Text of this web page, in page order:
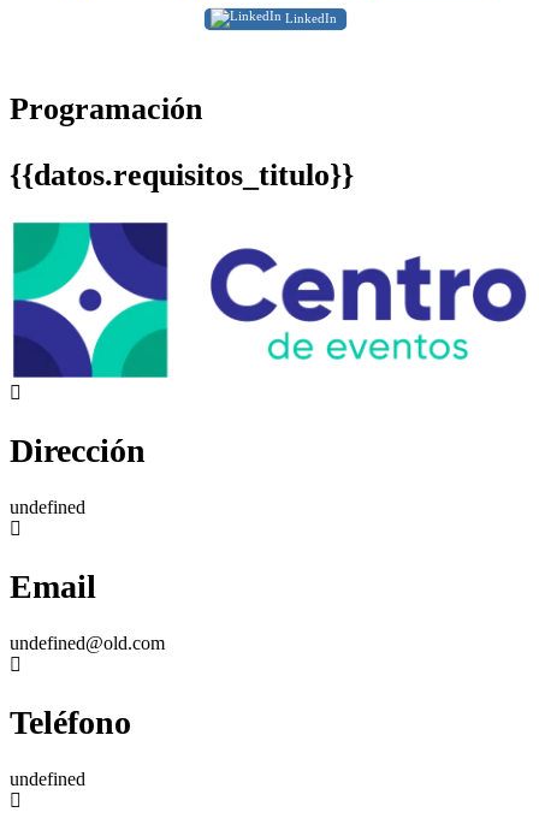
LinkedIn
Programación
{{datos.requisitos_titulo}}
Dirección
undefined
Email
undefined@old.com
Teléfono
undefined